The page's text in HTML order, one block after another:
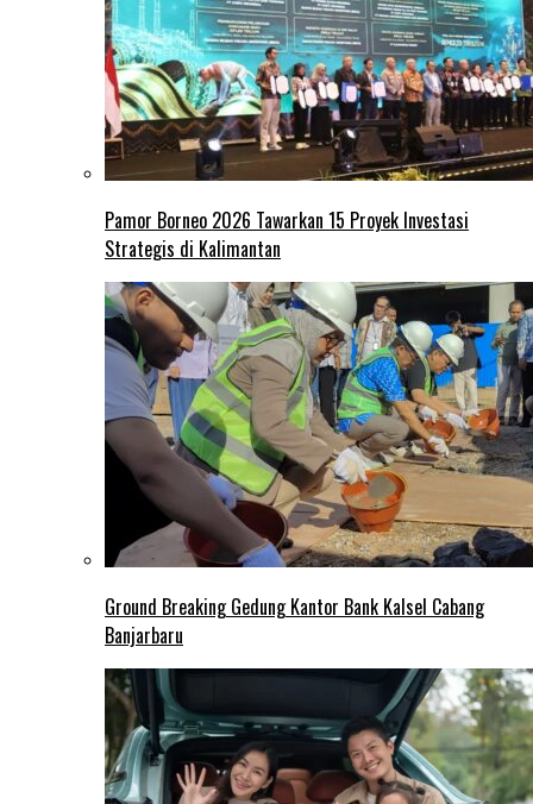
Pamor Borneo 2026 Tawarkan 15 Proyek Investasi
Strategis di Kalimantan
Ground Breaking Gedung Kantor Bank Kalsel Cabang
Banjarbaru